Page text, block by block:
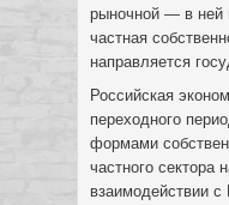
рыночной — в ней
частная
направляется
Российская
переходного
формами
частного сектора
взаимодействии